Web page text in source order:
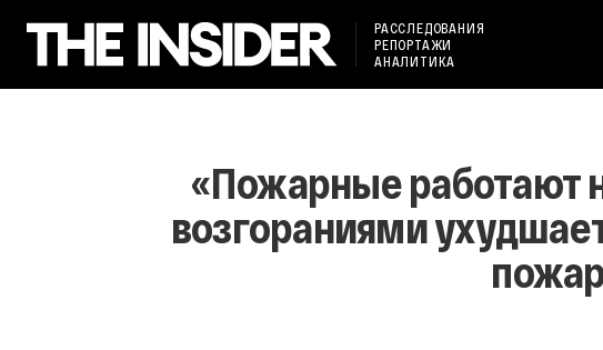
РАССЛЕДОВАНИЯ
РЕПОРТАЖИ
АНАЛИТИКА
«Пожарные работают
возгораниями